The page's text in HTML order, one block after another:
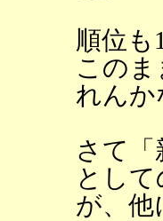
順位も
この
れんか
さて
とし
が、他